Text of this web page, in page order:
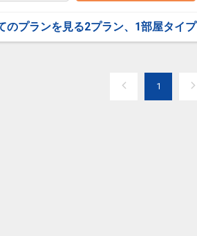
のプランを見る2プラン、1部屋タイプ
1